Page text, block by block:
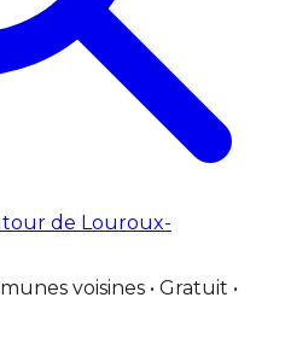
de Louroux-
voisines • Gratuit •